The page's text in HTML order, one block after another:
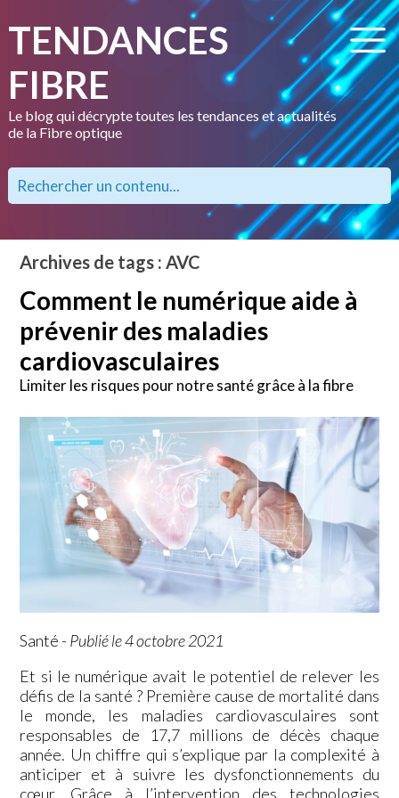
TENDANCES
FIBRE
Le blog qui décrypte toutes les tendances et actualités
de la Fibre optique
Archives de tags : AVC
Comment le numérique aide à
prévenir des maladies
cardiovasculaires
Limiter les risques pour notre santé grâce à la fibre
Santé - Publié le 4 octobre 2021
Et si le numérique avait le potentiel de relever les
défis de la santé ? Première cause de mortalité dans
le monde, les maladies cardiovasculaires sont
responsables de 17,7 millions de décès chaque
année. Un chiffre qui s’explique par la complexité à
anticiper et à suivre les dysfonctionnements du
cœur. Grâce à l’intervention des technologies